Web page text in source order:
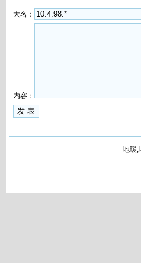
大名：
内容：
地暖,